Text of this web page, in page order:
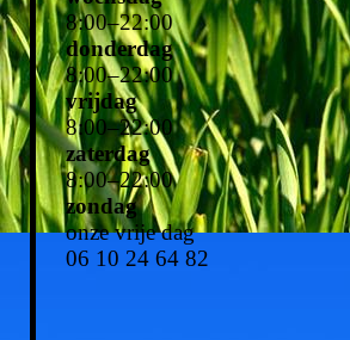
8:00–22:00
donderdag
8:00–22:00
vrijdag
8:00–22:00
zaterdag
8:00–22:00
zondag
onze vrije dag
06 10 24 64 82